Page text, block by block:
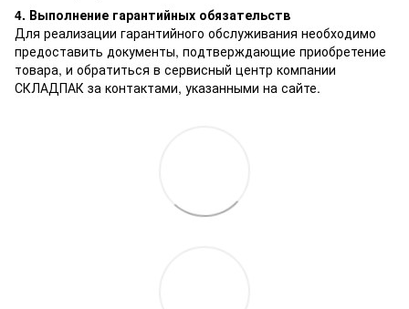
4. Выполнение гарантийных обязательств
Для реализации гарантийного обслуживания необходимо
предоставить документы, подтверждающие приобретение
товара, и обратиться в сервисный центр компании
СКЛАДПАК за контактами, указанными на сайте.